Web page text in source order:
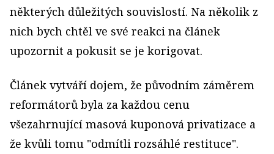
některých důležitých souvislostí. Na několik z
nich bych chtěl ve své reakci na článek
upozornit a pokusit se je korigovat.
Článek vytváří dojem, že původním záměrem
reformátorů byla za každou cenu
všezahrnující masová kuponová privatizace a
že kvůli tomu "odmítli rozsáhlé restituce".